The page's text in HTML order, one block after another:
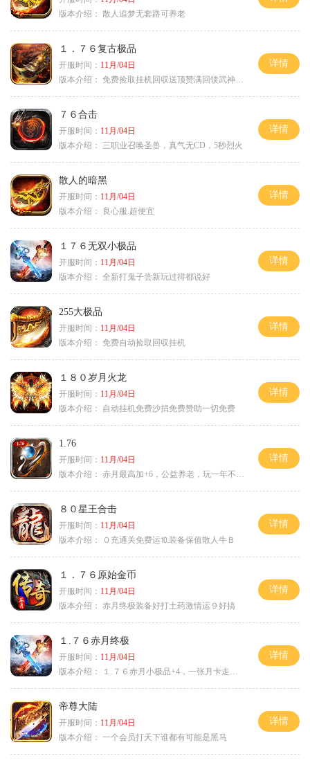
版本介绍： 散人追梦无套路可养老
１．７６复古极品
开服时间： 11月/04日
版本介绍： 免费捡取挂机回収送顶赞满回馈武神之力
详情
７６合击
开服时间： 11月/04日
版本介绍：
三职业召唤圣兽，真气无CD，5秒烈火
详情
散人的暗黑
开服时间： 11月/04日
版本介绍：
良心服.超便宜
详情
１７６无双小极品
开服时间： 11月/04日
版本介绍： 全新打鬼子尝新玩过得都说好
详情
255大极品
开服时间： 11月/04日
版本介绍： 免费自动捡取回収挂机
详情
１８０岁月火龙
开服时间： 11月/04日
版本介绍：
自动挂机免费沙捐免费赞助一切免费
详情
1.76
开服时间： 11月/04日
版本介绍： 赤月最高加+6，公益养老，玩一年不腻，屠龙
详情
８０星王合击
开服时间： 11月/04日
版本介绍：
０充通关免费运⒑装备保值散人牛Ｂ
详情
１．７６原始金币
开服时间： 11月/04日
版本介绍： 赤月终极装备好打土药激情运９好搞
详情
１.７６赤月终极
开服时间： 11月/04日
版本介绍：
１.７６赤月小极品+4，一张月卡走天涯a
详情
帝尊大陆
开服时间： 11月/04日
版本介绍： 一个会员打天下谁都有可能是黑马
详情